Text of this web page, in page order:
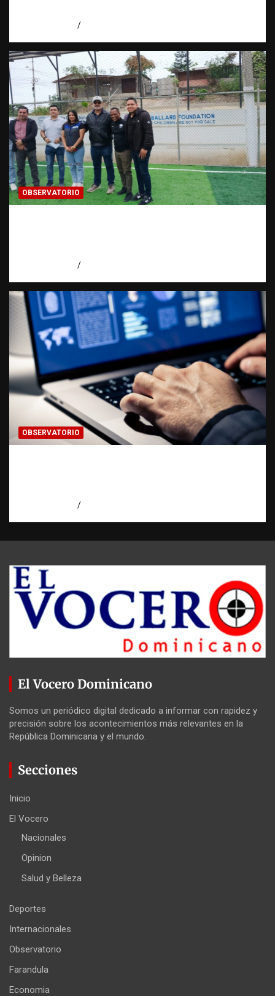
OBSERVATORIO
OBSERVATORIO
El Vocero Dominicano
Somos un periódico digital dedicado a informar con rapidez y
precisión sobre los acontecimientos más relevantes en la
República Dominicana y el mundo.
Secciones
Inicio
El Vocero
Nacionales
Opinion
Salud y Belleza
Deportes
Internacionales
Observatorio
Farandula
Economia